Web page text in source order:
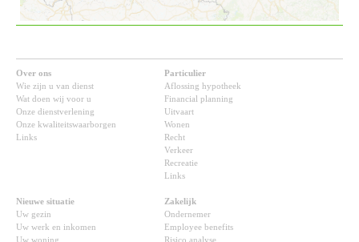
Over ons
Wie zijn u van dienst
Wat doen wij voor u
Onze dienstverlening
Onze kwaliteitswaarborgen
Links
Particulier
Aflossing hypotheek
Financial planning
Uitvaart
Wonen
Recht
Verkeer
Recreatie
Links
Nieuwe situatie
Uw gezin
Uw werk en inkomen
Uw woning
Zakelijk
Ondernemer
Employee benefits
Risico analyse